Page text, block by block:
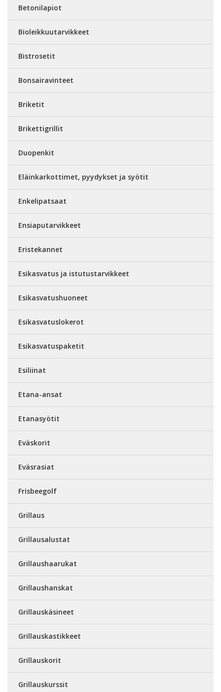
Betonilapiot
Bioleikkuutarvikkeet
Bistrosetit
Bonsairavinteet
Briketit
Brikettigrillit
Duopenkit
Eläinkarkottimet, pyydykset ja syötit
Enkelipatsaat
Ensiaputarvikkeet
Eristekannet
Esikasvatus ja istutustarvikkeet
Esikasvatushuoneet
Esikasvatuslokerot
Esikasvatuspaketit
Esiliinat
Etana-ansat
Etanasyötit
Eväskorit
Eväsrasiat
Frisbeegolf
Grillaus
Grillausalustat
Grillaushaarukat
Grillaushanskat
Grillauskäsineet
Grillauskastikkeet
Grillauskorit
Grillauskurssit